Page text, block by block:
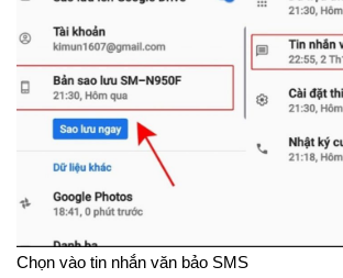
Chọn vào tin nhắn văn bảo SMS